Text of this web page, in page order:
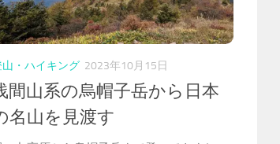
山・ハイキング 2023年10月15日
間山系の烏帽子岳から日本
名山を見渡す